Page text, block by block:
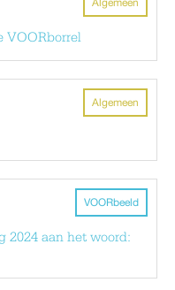
Algemeen
VOORborrel
Algemeen
VOORbeeld
2024 aan het woord: